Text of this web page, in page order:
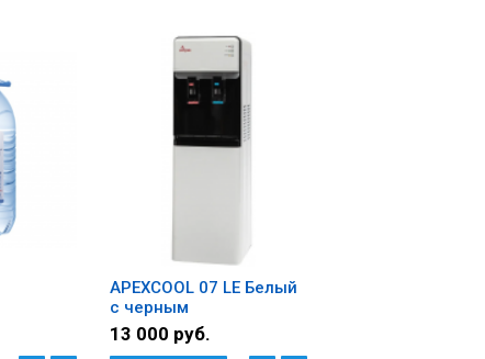
APEXCOOL 07 LE Белый
с черным
13 000 руб.